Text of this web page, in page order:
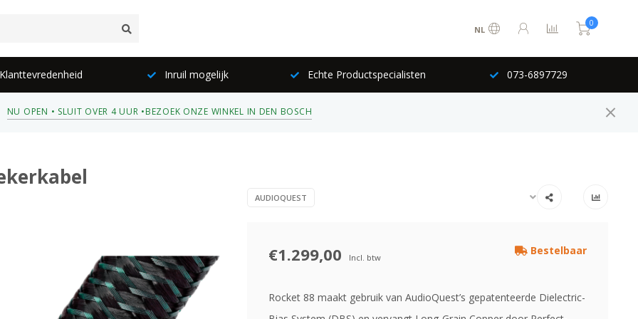
NL
0
Inruil mogelijk Echte Productspecialisten 073-6897729
NU OPEN • SLUIT OVER 4 UUR •BEZOEK ONZE WINKEL IN DEN BOSCH
AUDIOQUEST
€1.299,00 Incl. btw
Bestelbaar
Rocket 88 maakt gebruik van AudioQuest’s gepatenteerde Dielectric-